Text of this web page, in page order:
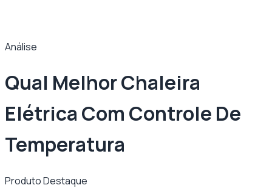
Análise
Qual Melhor Chaleira
Elétrica Com Controle De
Temperatura
Produto Destaque